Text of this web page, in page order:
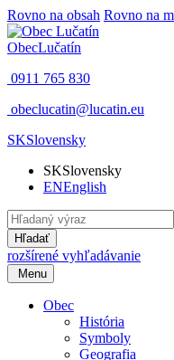
Rovno na obsah Rovno na
ObecLučatín
0911 765 830
obeclucatin@lucatin.eu
SKSlovensky
SKSlovensky
ENEnglish
Hľadať
rozšírené vyhľadávanie
Menu
Obec
História
Symboly
Geografia